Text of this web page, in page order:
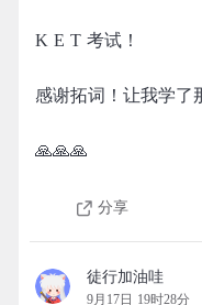
K E T 考试！
感谢拓词！让我学了
🙏🙏🙏
分享
徒行加油哇
9月17日 19时28分